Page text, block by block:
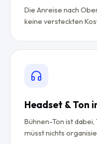
Die Anreise nach
keine versteckten
Headset & Ton
Bühnen-Ton ist
müsst nichts